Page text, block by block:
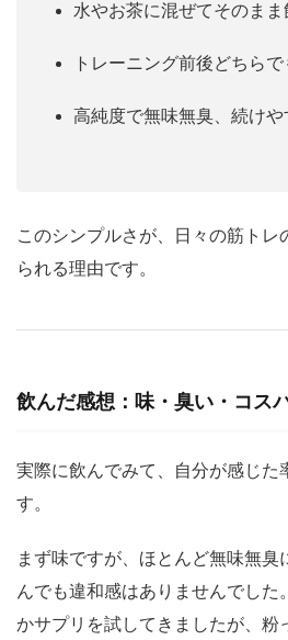
水やお茶に混ぜてそのまま
トレーニング前後どちらで
高純度で無味無臭、続けや
このシンプルさが、日々の筋トレ
られる理由です。
飲んだ感想：味・臭い・コス
実際に飲んでみて、自分が感じた
す。
まず味ですが、ほとんど無味無臭
んでも違和感はありませんでした
かサプリを試してきましたが、粉